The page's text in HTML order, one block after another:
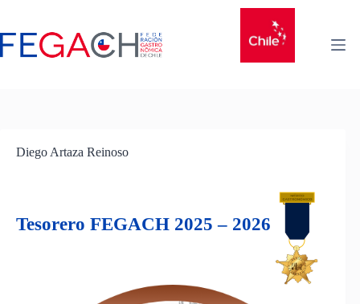
Diego Artaza Reinoso
Tesorero FEGACH 2025 – 2026